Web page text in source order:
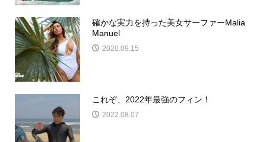
確かな実力を持った美女サーファーMalia
Manuel
2020.09.15
これぞ、2022年最強のフィン！
2022.08.07